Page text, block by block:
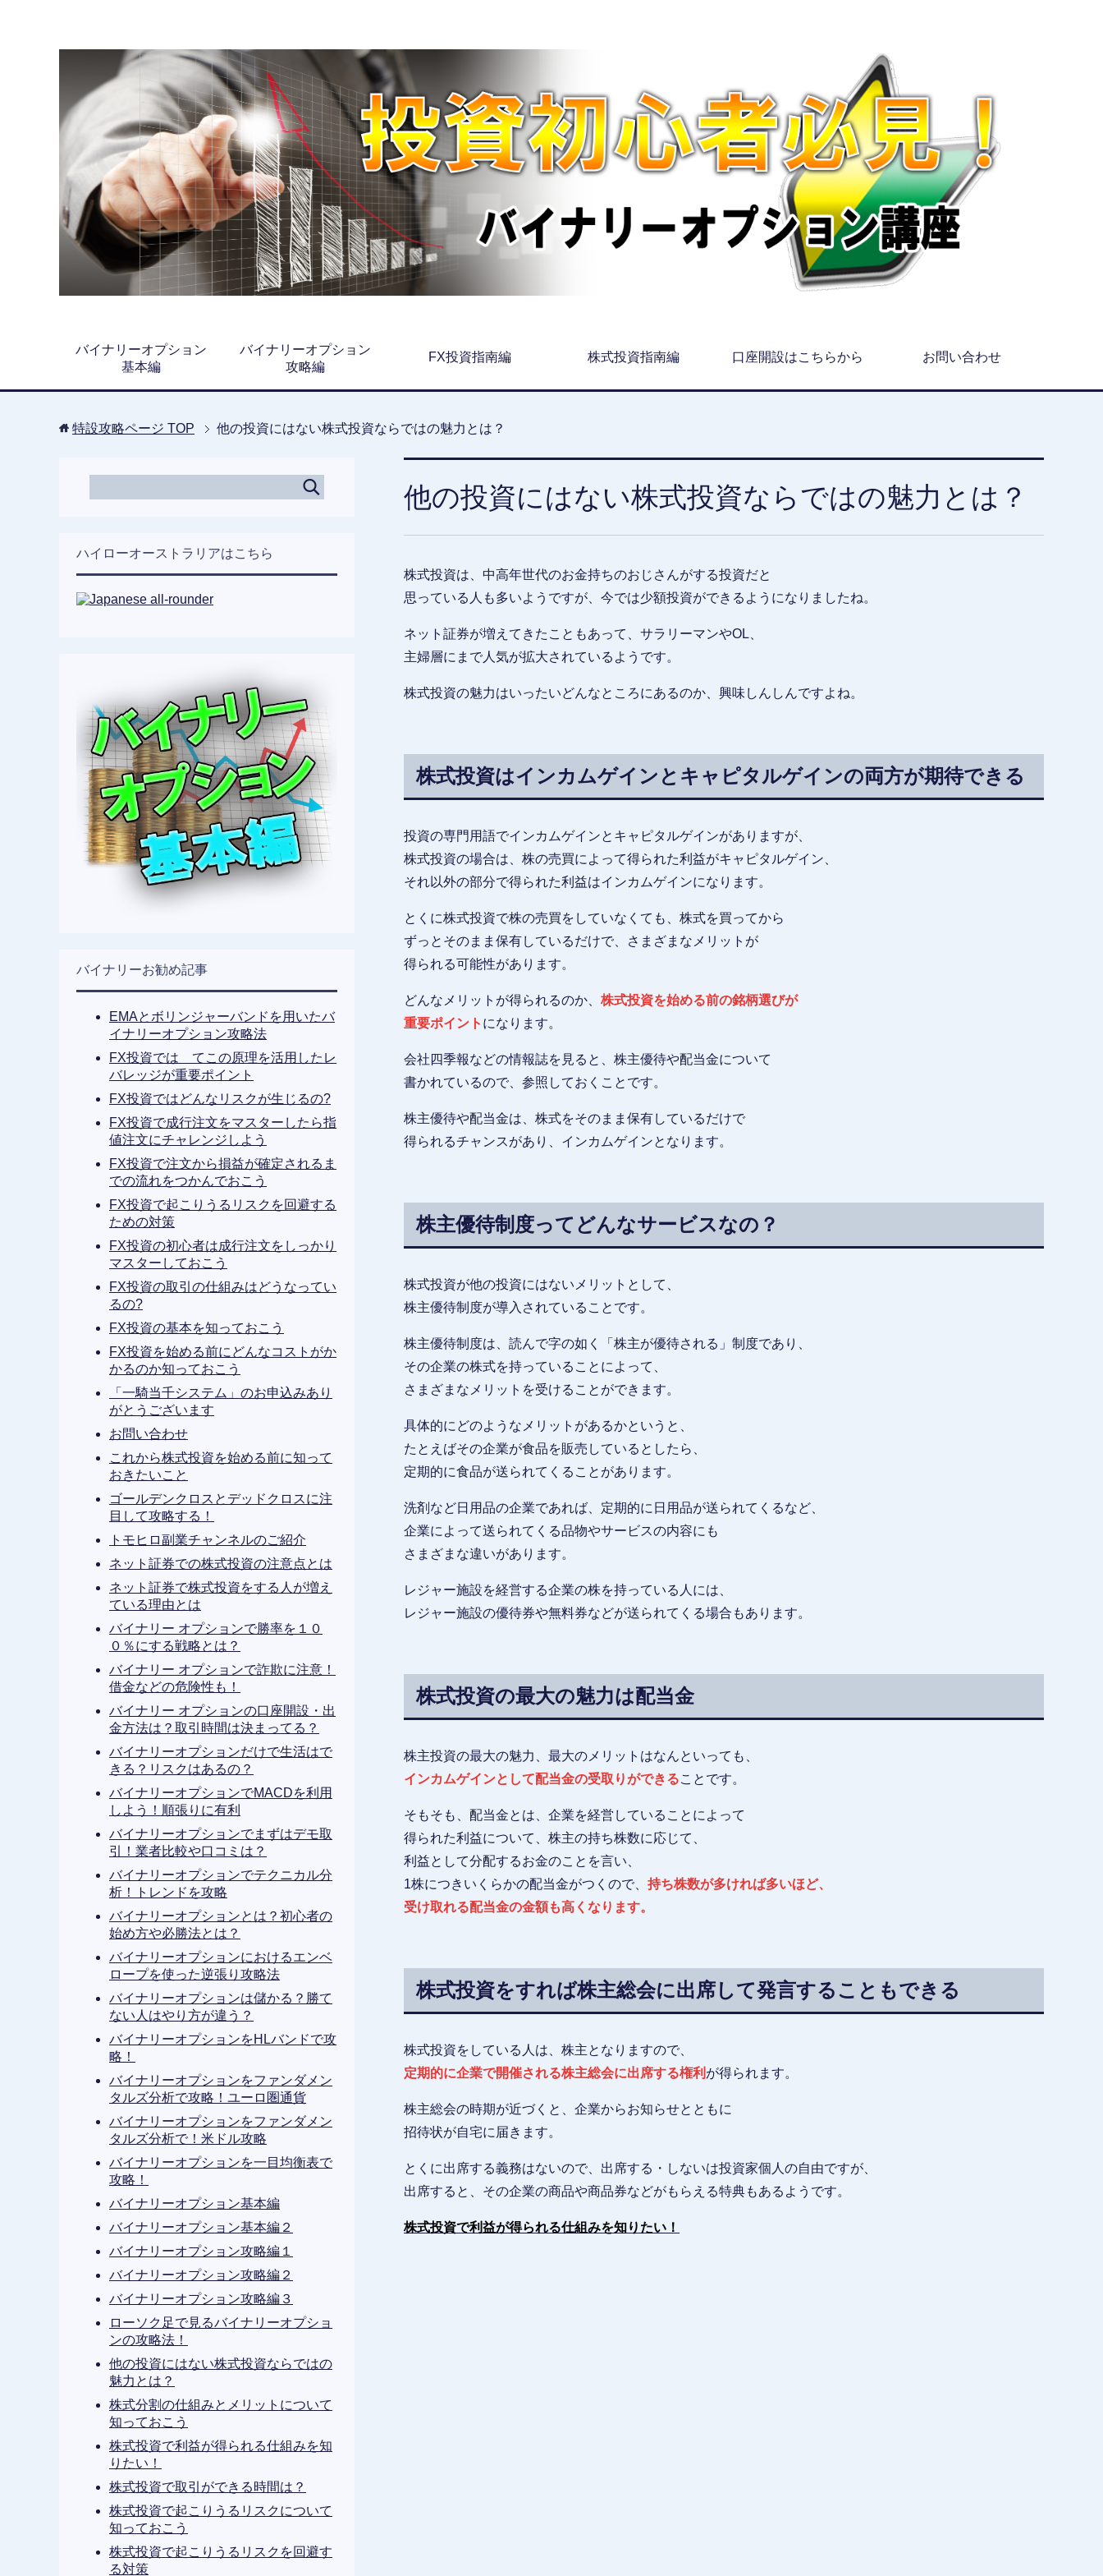
バイナリーオプション
基本編
バイナリーオプション
攻略編
FX投資指南編 株式投資指南編 口座開設はこちらから お問い合わせ
特設攻略ページ TOP 他の投資にはない株式投資ならではの魅力とは？
他の投資にはない株式投資ならではの魅力とは？
株式投資は、中高年世代のお金持ちのおじさんがする投資だと
思っている人も多いようですが、今では少額投資ができるようになりましたね。
ネット証券が増えてきたこともあって、サラリーマンやOL、
主婦層にまで人気が拡大されているようです。
株式投資の魅力はいったいどんなところにあるのか、興味しんしんですよね。
株式投資はインカムゲインとキャピタルゲインの両方が期待できる
投資の専門用語でインカムゲインとキャピタルゲインがありますが、
株式投資の場合は、株の売買によって得られた利益がキャピタルゲイン、
それ以外の部分で得られた利益はインカムゲインになります。
とくに株式投資で株の売買をしていなくても、株式を買ってから
ずっとそのまま保有しているだけで、さまざまなメリットが
得られる可能性があります。
どんなメリットが得られるのか、 株式投資を始める前の銘柄選びが
重要ポイント になります。
会社四季報などの情報誌を見ると、株主優待や配当金について
書かれているので、参照しておくことです。
株主優待や配当金は、株式をそのまま保有しているだけで
得られるチャンスがあり、インカムゲインとなります。
株主優待制度ってどんなサービスなの？
株式投資が他の投資にはないメリットとして、
株主優待制度が導入されていることです。
株主優待制度は、読んで字の如く「株主が優待される」制度であり、
その企業の株式を持っていることによって、
さまざまなメリットを受けることができます。
具体的にどのようなメリットがあるかというと、
たとえばその企業が食品を販売しているとしたら、
定期的に食品が送られてくることがあります。
洗剤など日用品の企業であれば、定期的に日用品が送られてくるなど、
企業によって送られてくる品物やサービスの内容にも
さまざまな違いがあります。
レジャー施設を経営する企業の株を持っている人には、
レジャー施設の優待券や無料券などが送られてくる場合もあります。
株式投資の最大の魅力は配当金
株主投資の最大の魅力、最大のメリットはなんといっても、
インカムゲインとして配当金の受取りができることです。
そもそも、配当金とは、企業を経営していることによって
得られた利益について、株主の持ち株数に応じて、
利益として分配するお金のことを言い、
1株につきいくらかの配当金がつくので、 持ち株数が多ければ多いほど、
受け取れる配当金の金額も高くなります。
株式投資をすれば株主総会に出席して発言することもできる
株式投資をしている人は、株主となりますので、
定期的に企業で開催される株主総会に出席する権利 が得られます。
株主総会の時期が近づくと、企業からお知らせとともに
招待状が自宅に届きます。
とくに出席する義務はないので、出席する・しないは投資家個人の自由ですが、
出席すると、その企業の商品や商品券などがもらえる特典もあるようです。
株式投資で利益が得られる仕組みを知りたい！
ハイローオーストラリアはこちら
バイナリーお勧め記事
EMAとボリンジャーバンドを用いたバ
イナリーオプション攻略法
FX投資では てこの原理を活用したレ
バレッジが重要ポイント
FX投資ではどんなリスクが生じるの?
FX投資で成行注文をマスターしたら指
値注文にチャレンジしよう
FX投資で注文から損益が確定されるま
での流れをつかんでおこう
FX投資で起こりうるリスクを回避する
ための対策
FX投資の初心者は成行注文をしっかり
マスターしておこう
FX投資の取引の仕組みはどうなってい
るの?
FX投資の基本を知っておこう
FX投資を始める前にどんなコストがか
かるのか知っておこう
「一騎当千システム」のお申込みあり
がとうございます
お問い合わせ
これから株式投資を始める前に知って
おきたいこと
ゴールデンクロスとデッドクロスに注
目して攻略する！
トモヒロ副業チャンネルのご紹介
ネット証券での株式投資の注意点とは
ネット証券で株式投資をする人が増え
ている理由とは
バイナリー オプションで勝率を１０
０％にする戦略とは？
バイナリー オプションで詐欺に注意！
借金などの危険性も！
バイナリー オプションの口座開設・出
金方法は？取引時間は決まってる？
バイナリーオプションだけで生活はで
きる？リスクはあるの？
バイナリーオプションでMACDを利用
しよう！順張りに有利
バイナリーオプションでまずはデモ取
引！業者比較や口コミは？
バイナリーオプションでテクニカル分
析！トレンドを攻略
バイナリーオプションとは？初心者の
始め方や必勝法とは？
バイナリーオプションにおけるエンベ
ロープを使った逆張り攻略法
バイナリーオプションは儲かる？勝て
ない人はやり方が違う？
バイナリーオプションをHLバンドで攻
略！
バイナリーオプションをファンダメン
タルズ分析で攻略！ユーロ圏通貨
バイナリーオプションをファンダメン
タルズ分析で！米ドル攻略
バイナリーオプションを一目均衡表で
攻略！
バイナリーオプション基本編
バイナリーオプション基本編２
バイナリーオプション攻略編１
バイナリーオプション攻略編２
バイナリーオプション攻略編３
ローソク足で見るバイナリーオプショ
ンの攻略法！
他の投資にはない株式投資ならではの
魅力とは？
株式分割の仕組みとメリットについて
知っておこう
株式投資で利益が得られる仕組みを知
りたい！
株式投資で取引ができる時間は？
株式投資で起こりうるリスクについて
知っておこう
株式投資で起こりうるリスクを回避す
る対策